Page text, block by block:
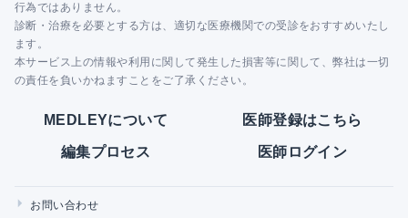
行為ではありません。
診断・治療を必要とする方は、適切な医療機関での受診をおすすめいたし
ます。
本サービス上の情報や利用に関して発生した損害等に関して、弊社は一切
の責任を負いかねますことをご了承ください。
MEDLEYについて 医師登録はこちら
編集プロセス 医師ログイン
お問い合わせ